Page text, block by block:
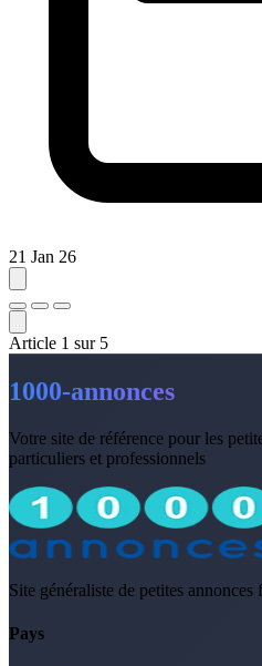
21 Jan 26
Article 1 sur 5
1000-annonces
Votre site de référence pour les
particuliers et professionnels
Site généraliste de petites annonces
Pays